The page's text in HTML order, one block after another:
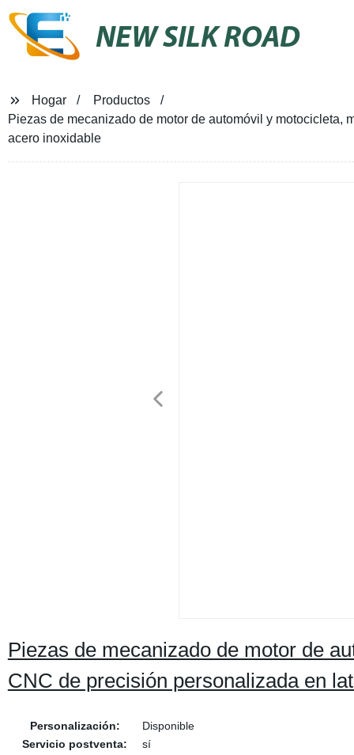
NEW SILK ROAD
Hogar
Productos
Piezas de mecanizado de motor de automóvil y
acero inoxidable
Piezas de mecanizado de motor de
CNC de precisión personalizada en
Personalización:
Disponible
Servicio postventa:
sí